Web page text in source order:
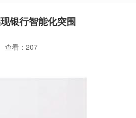
银行智能化突围
查看：207